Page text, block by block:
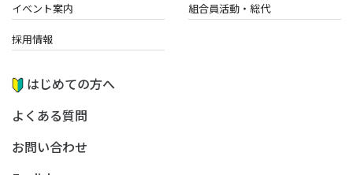
イベント案内 組合員活動・総代
採用情報
はじめての方へ
よくある質問
お問い合わせ